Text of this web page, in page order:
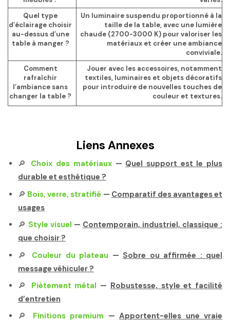
Quel type
d’éclairage choisir
au-dessus d’une
table à manger ?
Un luminaire suspendu proportionné à la
taille de la table, avec une lumière
chaude (2700-3000 K) pour valoriser les
matériaux et créer une ambiance
conviviale.
Comment
rafraîchir
l’ambiance sans
changer la table ?
Jouer avec les accessoires, notamment
textiles, luminaires et objets décoratifs
pour introduire de nouvelles touches de
couleur et textures.
Liens Annexes
🔎 Choix des matériaux— Quel support est le plus
durable et esthétique ?
🔎 Bois, verre, stratifié — Comparatif des avantages et
usages
🔎 Style visuel — Contemporain, industriel, classique :
que choisir ?
🔎 Couleur du plateau — Sobre ou affirmée : quel
message véhiculer ?
🔎 Piètement métal — Robustesse, style et facilité
d’entretien
🔎 Finitions premium —Apportent-elles une vraie